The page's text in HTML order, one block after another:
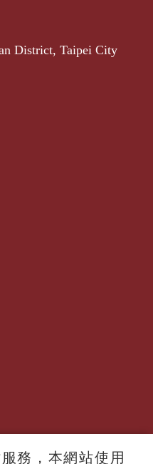
District, Taipei City
務，本網站使用